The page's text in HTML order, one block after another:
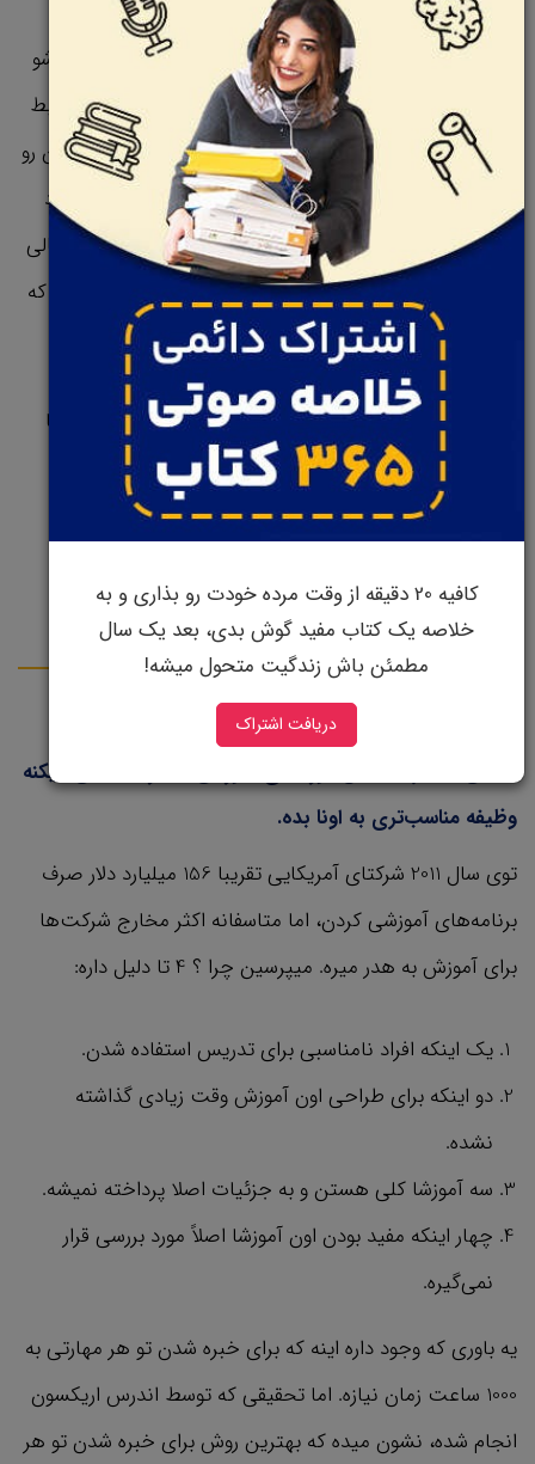
گوگل داره همین کار رو میکنه. گوگل با استفاده از یه تیم
تحقیقاتی داخلی به نام پی لب PiLab میاد بهترین کارمنداشو
بررسی میکنه.این تیم داده‌ها رو تجزیه و تحلیل میکنه تا روابط
بین داده‌ها رو پیدا کنه. علاوه بر این، پروژه‌ای به اسم اکسیژن رو
به وجود آوردن که نشون میده چرا یه مدیر عالی برای عملکرد
بالا ضروریه. اونا توجه شدن که کارمندایی که برای مدیرای عالی
کار میکردن عملکردشون 5 تا 18 درصد بهتر از کارمندایی بود که
مدیرای ضعیفی داشتن.
این تیم اومدن بهترین روش‌های مدیریتی رو تعیین کردن تا
شرکت بتونه اونا رو به مدیرایی که عملکرد ضعیفی داشتن
آموزش بده. شرکت گوگل متوجه شده که در بیشتر مواقع
انگیزه است که به خاطر مشکالت شخصی یا تیمیه.
منحنی عملکرد هستن دوره‌های آموزشی میذاره یا سعی میکنه
وظیفه مناسب‌تری به اونا بده.
توی سال 2011 شرکتای آمریکایی تقریبا 156 میلیارد دلار صرف
برنامه‌های آموزشی کردن، اما متاسفانه اکثر مخارج شرکت‌ها
برای آموزش به هدر میره. میپرسین چرا ؟ 4 تا دلیل داره:
یک اینکه افراد نامناسبی برای تدریس استفاده شدن.
دو اینکه برای طراحی اون آموزش وقت زیادی گذاشته
نشده.
سه آموزشا کلی هستن و به جزئیات اصلا پرداخته نمیشه.
چهار اینکه مفید بودن اون آموزشا اصلاً مورد بررسی قرار
نمی‌گیره.
یه باوری که وجود داره اینه که برای خبره شدن تو هر مهارتی به
1000 ساعت زمان نیازه. اما تحقیقی که توسط اندرس اریکسون
انجام شده، نشون میده که بهترین روش برای خبره شدن تو هر
کافیه 20 دقیقه از وقت مرده خودت رو بذاری و به
خلاصه یک کتاب مفید گوش بدی، بعد یک سال
مطمئن باش زندگیت متحول میشه!
دریافت اشتراک